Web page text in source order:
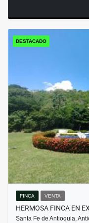
DESTACADO
FINCA VENTA
HERMOSA FINCA EN
Santa Fe de Antioquia,